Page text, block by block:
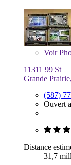
Voir
11311 99 St
Grande
(587)
Ouvert
Distance
31,7